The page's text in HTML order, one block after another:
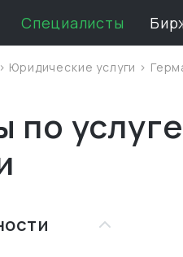
Специалисты
> Юридические услуги >
по